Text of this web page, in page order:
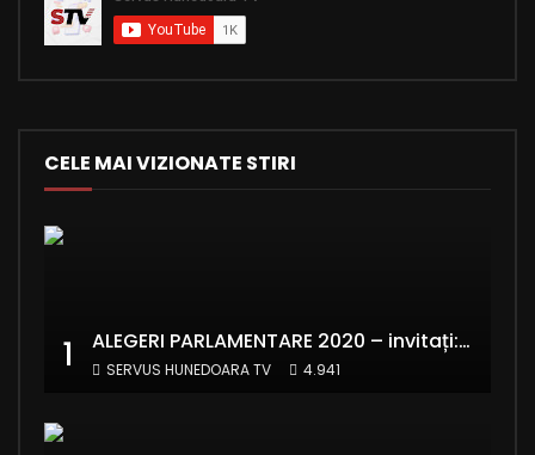
CELE MAI VIZIONATE STIRI
1 ALEGERI PARLAMENTARE 2020 – invitați: Ionela Florea și Emanuel Valentin Crișan – RE:Start România
SERVUS HUNEDOARA TV 4.941